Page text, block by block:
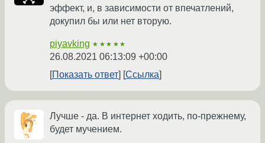
эффект, и, в зависимости от впечатлений,
докупил бы или нет вторую.
piyavking ★★★★★
26.08.2021 06:13:09 +00:00
Показать ответ
Ссылка
Лучше - да. В интернет ходить, по-прежнему,
будет мучением.